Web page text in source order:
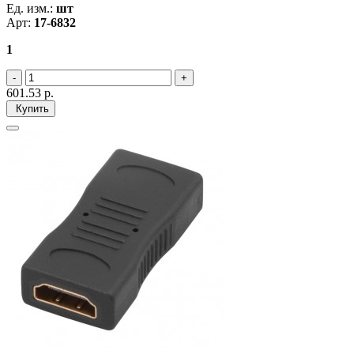
Ед. изм.: шт
Арт: 17-6832
1
601.53 р.
Купить